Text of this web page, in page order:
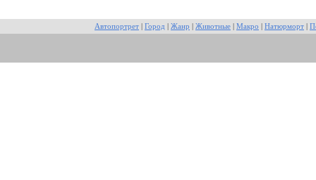
Автопортрет Город Жанр Животные Макро Натюрморт